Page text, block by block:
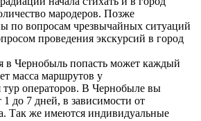
мародеров. Позже
по вопросам чрезвычайных ситуаций
проведения экскурсий в город
в Чернобыль попасть может каждый
масса маршрутов у
операторов. В Чернобыле вы
до 7 дней, в зависимости от
Так же имеются индивидуальные